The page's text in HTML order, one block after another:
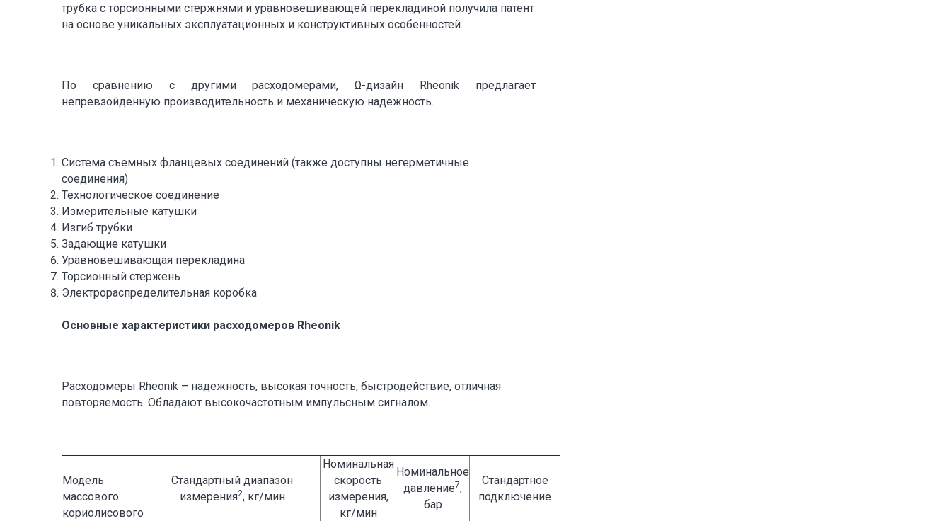
трубка с торсионными стержнями и уравновешивающей перекладиной получила патент
на основе уникальных эксплуатационных и конструктивных особенностей.
По сравнению с другими расходомерами, Ω-дизайн Rheonik предлагает
непревзойденную производительность и механическую надежность.
Система съемных фланцевых соединений (также доступны негерметичные
соединения)
Технологическое соединение
Измерительные катушки
Изгиб трубки
Задающие катушки
Уравновешивающая перекладина
Торсионный стержень
Электрораспределительная коробка
Основные характеристики расходомеров Rheonik
Расходомеры Rheonik – надежность, высокая точность, быстродействие, отличная
повторяемость. Обладают высокочастотным импульсным сигналом.
Модель
массового
кориолисового
Стандартный диапазон
измерения2, кг/мин
Номинальная
скорость
измерения,
кг/мин
Номинальное
давление7,
бар
Стандартное
подключение